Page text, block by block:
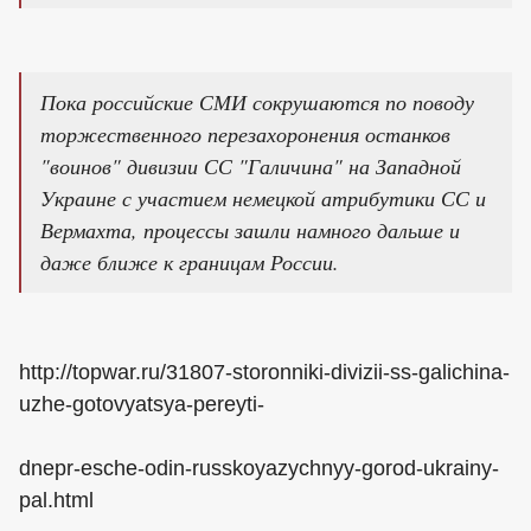
Пока российские СМИ сокрушаются по поводу
торжественного перезахоронения останков
"воинов" дивизии СС "Галичина" на Западной
Украине с участием немецкой атрибутики СС и
Вермахта, процессы зашли намного дальше и
даже ближе к границам России.
http://topwar.ru/31807-storonniki-divizii-ss-galichina-
uzhe-gotovyatsya-pereyti-
dnepr-esche-odin-russkoyazychnyy-gorod-ukrainy-
pal.html